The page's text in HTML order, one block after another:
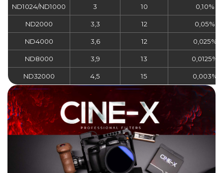
ND1024/ND1000 3 10 0,10%
ND2000 3,3 12 0,05%
ND4000 3,6 12 0,025%
ND8000 3,9 13 0,0125%
ND32000 4,5 15 0,003%